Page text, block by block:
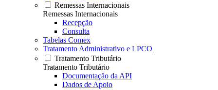
Remessas Internacionais
Remessas Internacionais
Recepção
Consulta
Tabelas Comex
Tratamento Administrativo e LPCO
Tratamento Tributário
Tratamento Tributário
Documentação da API
Dados de Apoio